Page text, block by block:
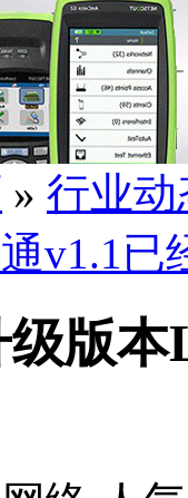
» 行业动
v1.1已
版